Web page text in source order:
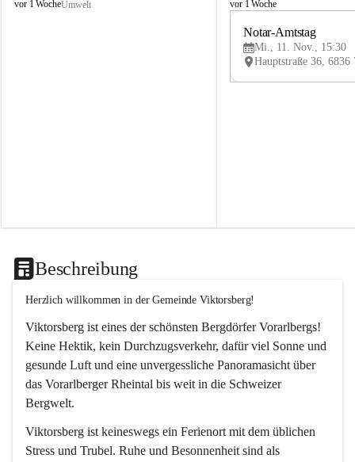
V
vor 1 WocheUmwelt
V
vor 1 Woche
Notar-Amtstag
Mi., 11. Nov., 15:30
Beschreibung
Herzlich willkommen in der Gemeinde Viktorsberg!
Viktorsberg ist eines der schönsten Bergdörfer Vorarlbergs!
Keine Hektik, kein Durchzugsverkehr, dafür viel Sonne und
gesunde Luft und eine unvergessliche Panoramasicht über
das Vorarlberger Rheintal bis weit in die Schweizer
Bergwelt.
Viktorsberg ist keineswegs ein Ferienort mit dem üblichen
Stress und Trubel. Ruhe und Besonnenheit sind als